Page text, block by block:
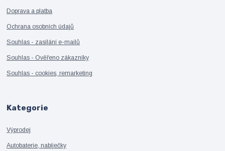
Doprava a platba
Ochrana osobních údajů
Souhlas - zasílání e-mailů
Souhlas - Ověřeno zákazníky
Souhlas - cookies, remarketing
Kategorie
Výprodej
Autobaterie, nabíječky